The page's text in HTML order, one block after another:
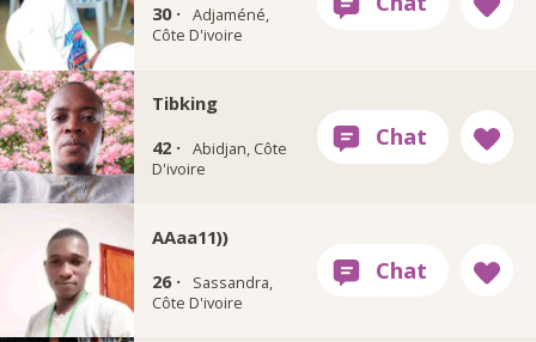
30 · Adjaméné,
Côte D'ivoire
Tibking
42 · Abidjan, Côte
D'ivoire
AAaa11))
26 ·
Sassandra,
Côte D'ivoire